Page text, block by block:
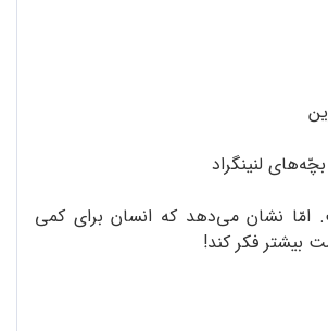
لنینگراد
نشان می‌دهد که انسان برای کمی
بیشتر فکر کند!